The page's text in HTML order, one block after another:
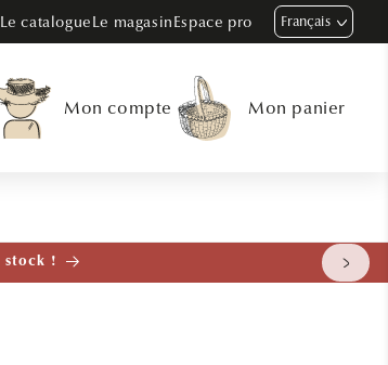
Le catalogueLe magasinEspace pro Français
Mon compte Mon panier